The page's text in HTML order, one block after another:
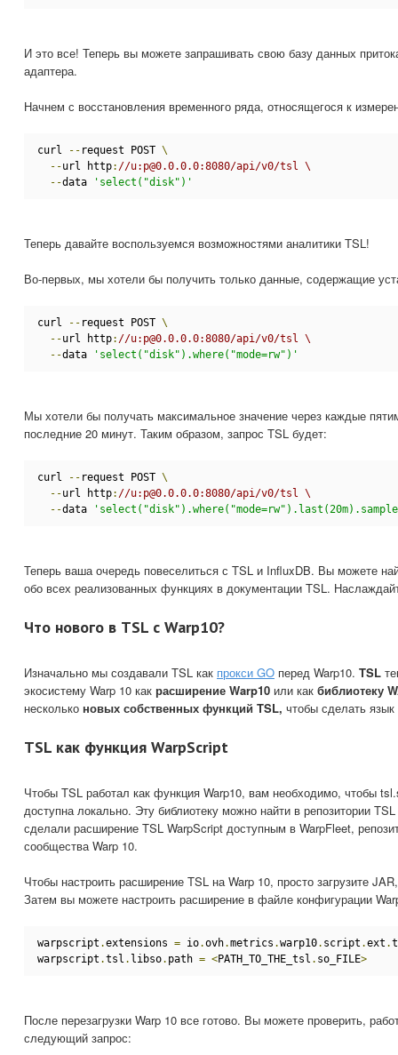
И это все! Теперь вы можете запрашивать свою базу данных
адаптера.
Начнем с восстановления временного ряда, относящегося к
curl -- request POST \
--url http: //u:p@0.0.0.0:8080/api/v0/tsl \
--data 'select("disk")'
Теперь давайте воспользуемся возможностями аналитики TSL!
Во-первых, мы хотели бы получить только данные, содержащие
curl -- request POST \
--url http: //u:p@0.0.0.0:8080/api/v0/tsl \
--data 'select("disk").where("mode=rw")'
Мы хотели бы получать максимальное значение через каждые
последние 20 минут. Таким образом, запрос TSL будет:
curl -- request POST \
--url http: //u:p@0.0.0.0:8080/api/v0/tsl \
--data
Теперь ваша очередь повеселиться с TSL и InfluxDB. Вы можете
обо всех реализованных функциях в документации TSL.
Что нового в TSL с Warp10?
Изначально мы создавали TSL как прокси GO перед Warp10. TSL
экосистему Warp 10 как расширение Warp10 или как библиотеку
несколько новых собственных функций TSL, чтобы сделать
TSL как функция WarpScript
Чтобы TSL работал как функция Warp10, вам необходимо, чтобы
доступна локально. Эту библиотеку можно найти в репозитории
сделали расширение TSL WarpScript доступным в WarpFleet,
сообщества Warp 10.
Чтобы настроить расширение TSL на Warp 10, просто загрузите
Затем вы можете настроить расширение в файле конфигурации
warpscript .extensions = io.ovh.metrics .warp10. script .ext .
warpscript .tsl . libso. path = <PATH_TO_THE_tsl . so_FILE>
После перезагрузки Warp 10 все готово. Вы можете проверить,
следующий запрос: